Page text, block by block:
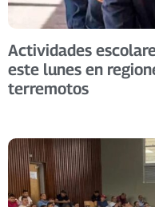
Actividades
este lunes en
terremotos